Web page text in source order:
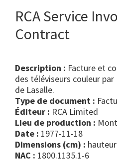
RCA Service
Contract
Description : Facture et
des téléviseurs couleur par
de Lasalle.
Type de document :
Éditeur : RCA Limited
Lieu de production :
Date : 1977-11-18
Dimensions (cm) :
NAC : 1800.1135.1-6